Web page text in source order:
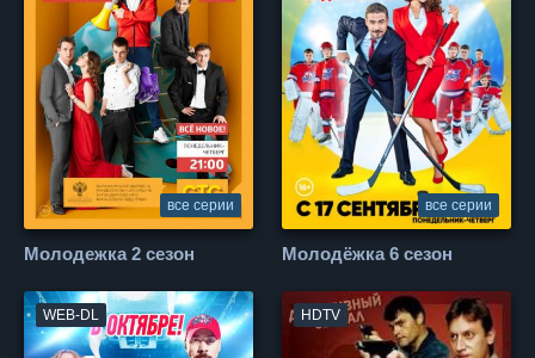
все серии
Молодежка 2 сезон
все серии
Молодёжка 6 сезон
WEB-DL HDTV